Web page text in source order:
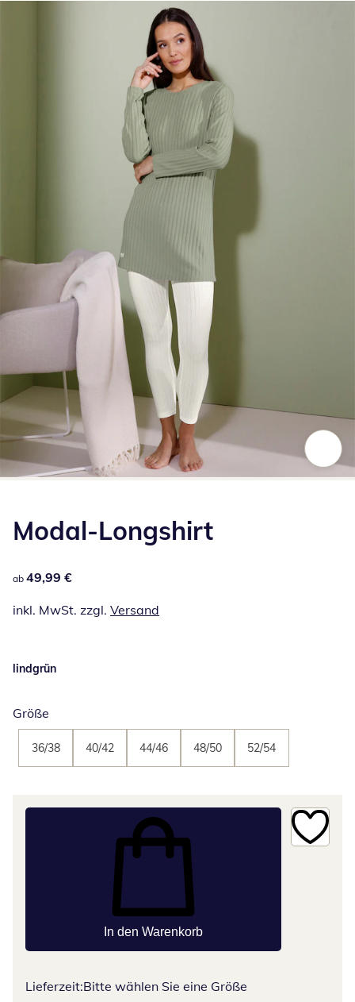
Modal-Longshirt
49,99 €
ab 49,99 €
inkl. MwSt. zzgl. Versand
lindgrün
Größe
36/38 40/42 44/46 48/50 52/54
In den Warenkorb
Lieferzeit:Bitte wählen Sie eine Größe